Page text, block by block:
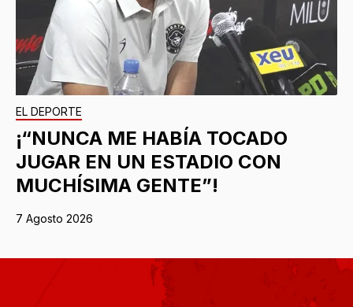
EL DEPORTE
¡“NUNCA ME HABÍA TOCADO
JUGAR EN UN ESTADIO CON
MUCHÍSIMA GENTE”!
7 Agosto 2026